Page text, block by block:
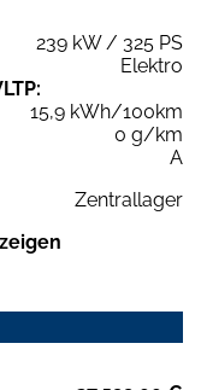
239 kW / 325 PS
Elektro
15,9 kWh/100km
0 g/km
A
Zentrallager